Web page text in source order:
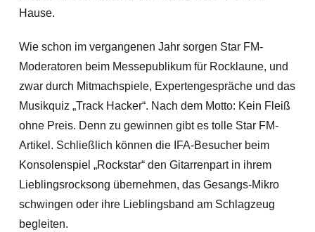
Hause.
Wie schon im vergangenen Jahr sorgen Star FM-
Moderatoren beim Messepublikum für Rocklaune, und
zwar durch Mitmachspiele, Expertengespräche und das
Musikquiz „Track Hacker“. Nach dem Motto: Kein Fleiß
ohne Preis. Denn zu gewinnen gibt es tolle Star FM-
Artikel. Schließlich können die IFA-Besucher beim
Konsolenspiel „Rockstar“ den Gitarrenpart in ihrem
Lieblingsrocksong übernehmen, das Gesangs-Mikro
schwingen oder ihre Lieblingsband am Schlagzeug
begleiten.